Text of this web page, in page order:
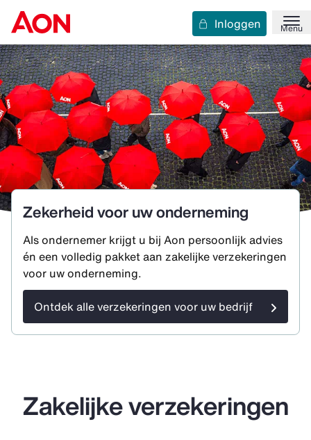
Menu
Inloggen
Zekerheid voor uw onderneming
Als ondernemer krijgt u bij Aon persoonlijk advies
én een volledig pakket aan zakelijke verzekeringen
voor uw onderneming.
Ontdek alle verzekeringen voor uw bedrijf
Zakelijke verzekeringen